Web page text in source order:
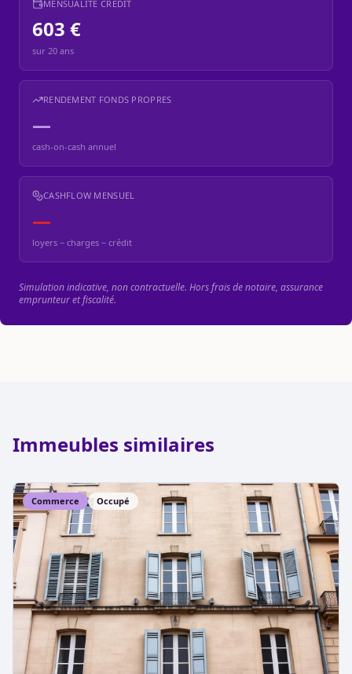
MENSUALITÉ CRÉDIT
603 €
sur 20 ans
RENDEMENT FONDS PROPRES
—
cash-on-cash annuel
CASHFLOW MENSUEL
—
loyers − charges − crédit
Simulation indicative, non contractuelle. Hors frais de notaire, assurance
emprunteur et fiscalité.
Immeubles similaires
Commerce Occupé